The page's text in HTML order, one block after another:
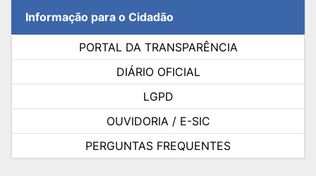
Informação para o Cidadão
PORTAL DA TRANSPARÊNCIA
DIÁRIO OFICIAL
LGPD
OUVIDORIA / E-SIC
PERGUNTAS FREQUENTES